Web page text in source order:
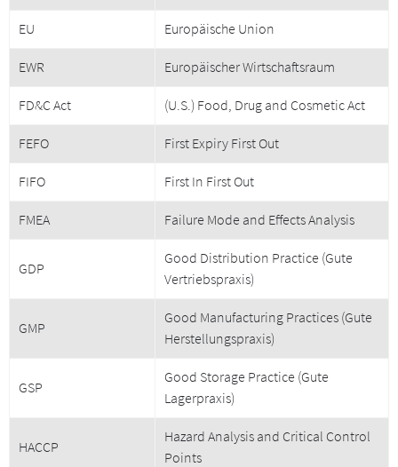
EU Europäische Union
EWR Europäischer Wirtschaftsraum
FD&C Act (U.S.) Food, Drug and Cosmetic Act
FEFO First Expiry First Out
FIFO First In First Out
FMEA Failure Mode and Effects Analysis
GDP
Good Distribution Practice (Gute
Vertriebspraxis)
GMP
Good Manufacturing Practices (Gute
Herstellungspraxis)
GSP
Good Storage Practice (Gute
Lagerpraxis)
HACCP
Hazard Analysis and Critical Control
Points